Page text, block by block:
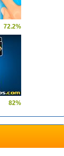
72.2%
82%